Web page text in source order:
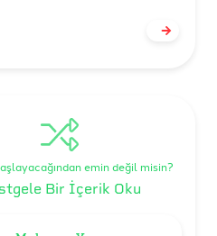
emin değil misin?
Bir İçerik Oku